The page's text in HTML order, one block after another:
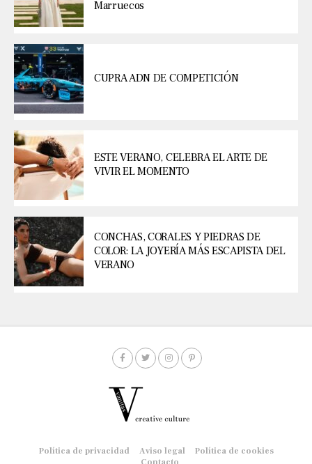
Marruecos
CUPRA ADN DE COMPETICIÓN
ESTE VERANO, CELEBRA EL ARTE DE
VIVIR EL MOMENTO
CONCHAS, CORALES Y PIEDRAS DE
COLOR: LA JOYERÍA MÁS ESCAPISTA DEL
VERANO
Política de privacidad Aviso legal
Política de cookies